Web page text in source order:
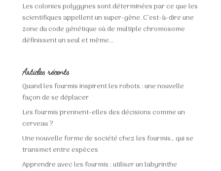
Les colonies polygynes sont déterminées par ce que les
scientifiques appellent un super-gène. C’est-à-dire une
zone du code génétique où de multiple chromosome
définissent un seul et même...
Articles récents
Quand les fourmis inspirent les robots : une nouvelle
façon de se déplacer
Les fourmis prennent-elles des décisions comme un
cerveau ?
Une nouvelle forme de société chez les fourmis… qui se
transmet entre espèces
Apprendre avec les fourmis : utiliser un labyrinthe